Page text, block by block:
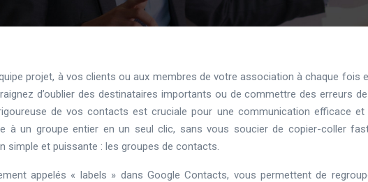
projet, à vos clients ou aux membres de votre association à chaque fois
d’oublier des destinataires importants ou de commettre des erreurs
de vos contacts est cruciale pour une communication efficace et
à un groupe entier en un seul clic, sans vous soucier de copier-coller
simple et puissante : les groupes de contacts.
appelés « labels » dans Google Contacts, vous permettent de